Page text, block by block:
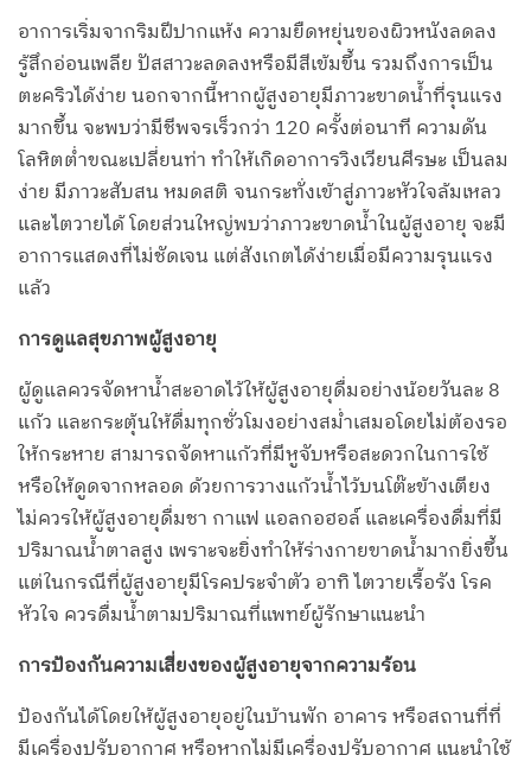
อาการเริ่มจากริมฝีปากแห้ง ความยืดหยุ่นของผิวหนังลดลง
รู้สึกอ่อนเพลีย ปัสสาวะลดลงหรือมีสีเข้มขึ้น รวมถึงการเป็น
ตะคริวได้ง่าย นอกจากนี้หากผู้สูงอายุมีภาวะขาดน้ำที่รุนแรง
มากขึ้น จะพบว่ามีชีพจรเร็วกว่า 120 ครั้งต่อนาที ความดัน
โลหิตต่ำขณะเปลี่ยนท่า ทำให้เกิดอาการวิงเวียนศีรษะ เป็นลม
ง่าย มีภาวะสับสน หมดสติ จนกระทั่งเข้าสู่ภาวะหัวใจล้มเหลว
และไตวายได้ โดยส่วนใหญ่พบว่าภาวะขาดน้ำในผู้สูงอายุ จะมี
อาการแสดงที่ไม่ชัดเจน แต่สังเกตได้ง่ายเมื่อมีความรุนแรง
แล้ว
การดูแลสุขภาพผู้สูงอายุ
ผู้ดูแลควรจัดหาน้ำสะอาดไว้ให้ผู้สูงอายุดื่มอย่างน้อยวันละ 8
แก้ว และกระตุ้นให้ดื่มทุกชั่วโมงอย่างสม่ำเสมอโดยไม่ต้องรอ
ให้กระหาย สามารถจัดหาแก้วที่มีหูจับหรือสะดวกในการใช้
หรือให้ดูดจากหลอด ด้วยการวางแก้วน้ำไว้บนโต๊ะข้างเตียง
ไม่ควรให้ผู้สูงอายุดื่มชา กาแฟ แอลกอฮอล์ และเครื่องดื่มที่มี
ปริมาณน้ำตาลสูง เพราะจะยิ่งทำให้ร่างกายขาดน้ำมากยิ่งขึ้น
แต่ในกรณีที่ผู้สูงอายุมีโรคประจำตัว อาทิ ไตวายเรื้อรัง โรค
หัวใจ ควรดื่มน้ำตามปริมาณที่แพทย์ผู้รักษาแนะนำ
การป้องกันความเสี่ยงของผู้สูงอายุจากความร้อน
ป้องกันได้โดยให้ผู้สูงอายุอยู่ในบ้านพัก อาคาร หรือสถานที่ที่
มีเครื่องปรับอากาศ หรือหากไม่มีเครื่องปรับอากาศ แนะนำใช้